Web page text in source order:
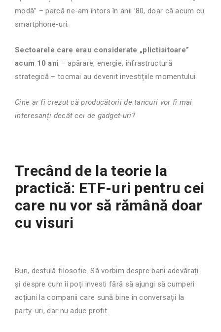
modă” – parcă ne-am întors în anii ’80, doar că acum cu
smartphone-uri.
Sectoarele care erau considerate „plictisitoare”
acum 10 ani – apărare, energie, infrastructură
strategică – tocmai au devenit investițiile momentului.
Cine ar fi crezut că producătorii de tancuri vor fi mai
interesanți decât cei de gadget-uri?
Trecând de la teorie la
practică: ETF-uri pentru cei
care nu vor să rămână doar
cu visuri
Bun, destulă filosofie. Să vorbim despre bani adevărați
și despre cum îi poți investi fără să ajungi să cumperi
acțiuni la companii care sună bine în conversații la
party-uri, dar nu aduc profit.